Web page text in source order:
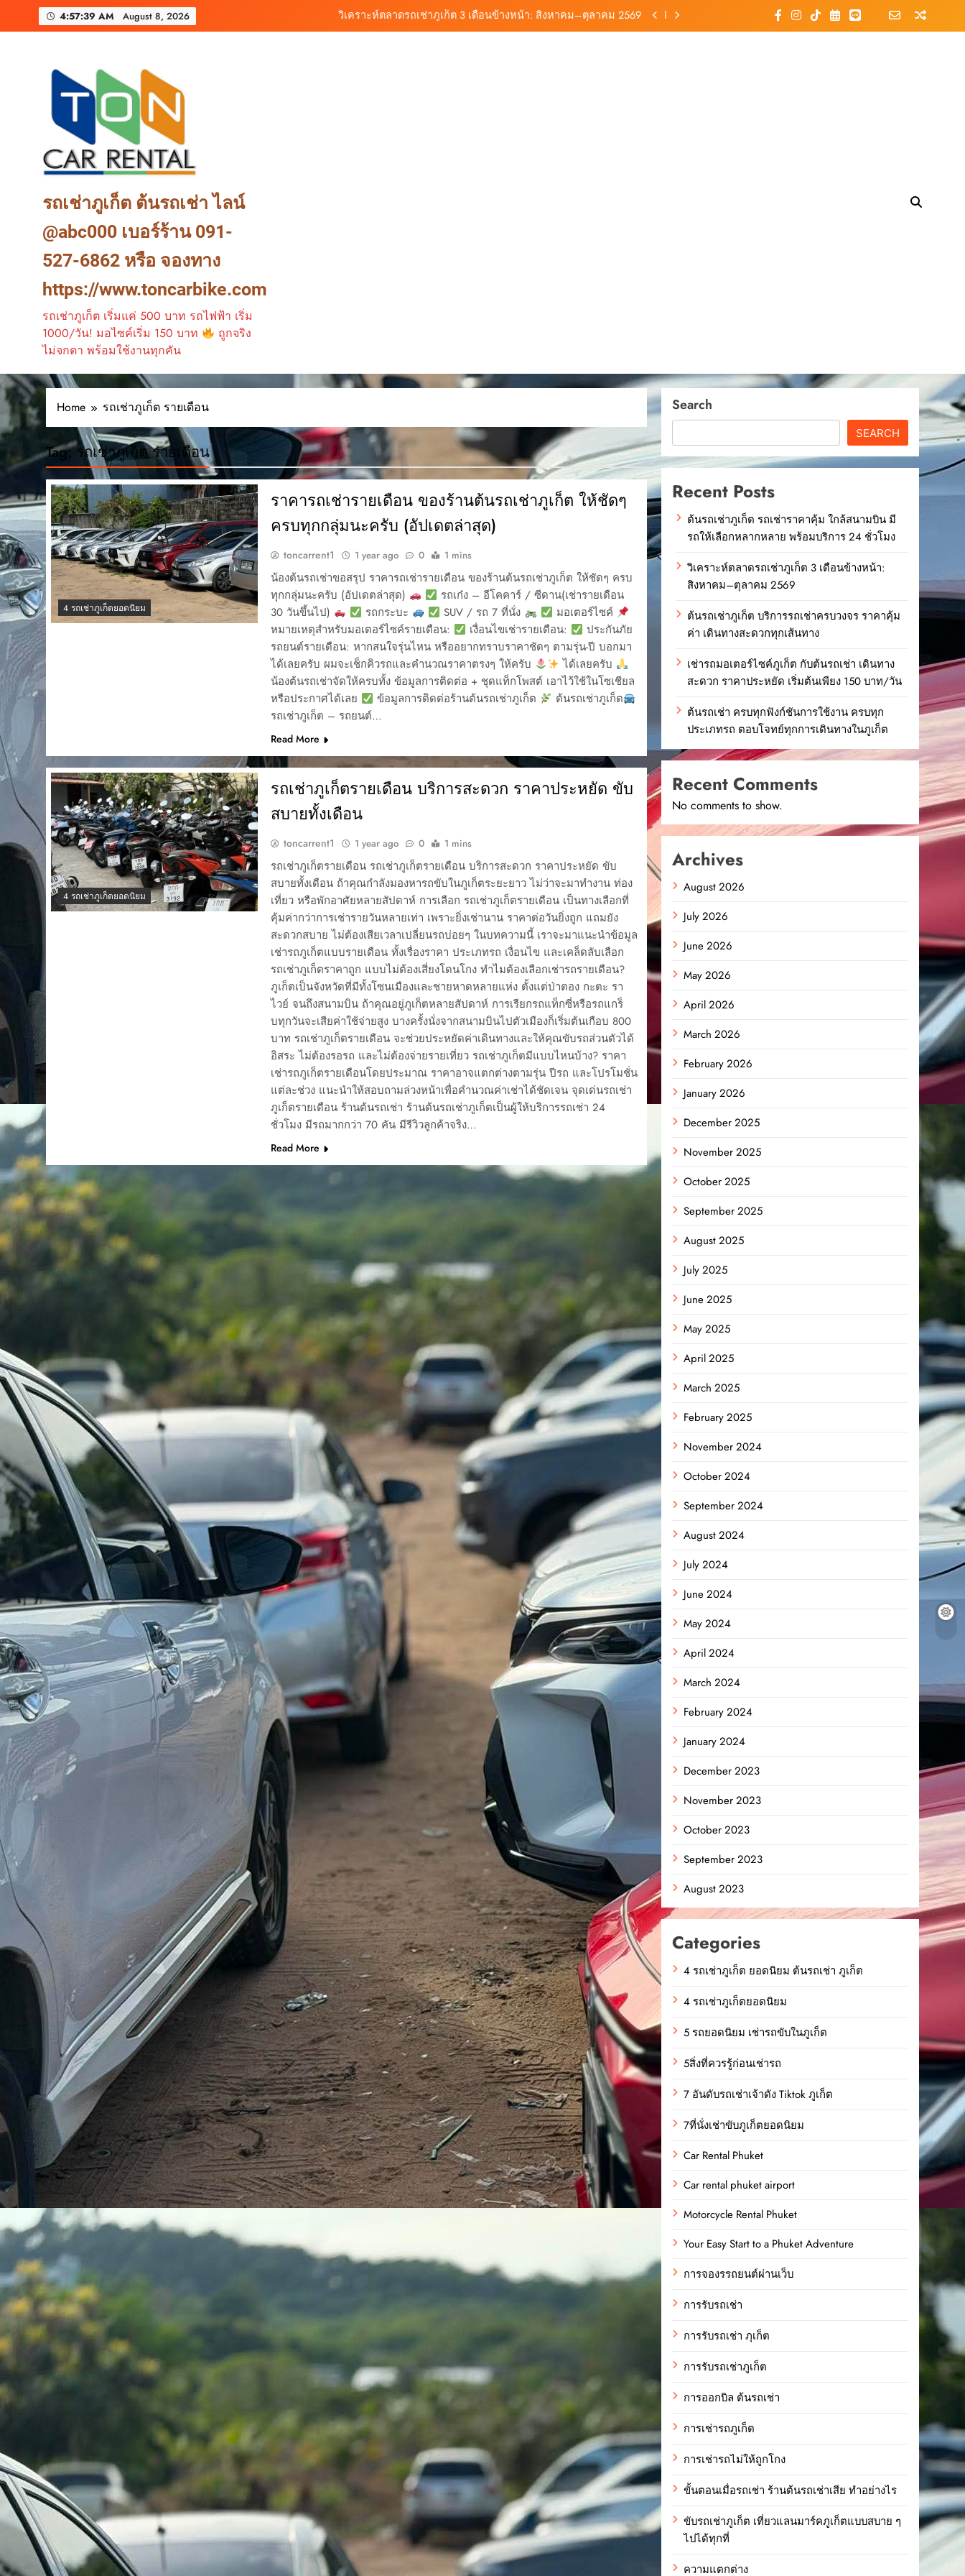
4:57:41 AM August 8, 2026
ต้นรถเช่าภูเก็ต บริการรถเช่าครบวงจร ราคาคุ้มค่า เดินทางสะดวกทุกเส้นทาง
รถเช่าภูเก็ต ต้นรถเช่า ไลน์
@abc000 เบอร์ร้าน 091-
527-6862 หรือ จองทาง
https://www.toncarbike.com
รถเช่าภูเก็ต เริ่มแค่ 500 บาท รถไฟฟ้า เริ่ม
1000/วัน! มอไซค์เริ่ม 150 บาท
ถูกจริง
ไม่จกตา พร้อมใช้งานทุกคัน
Home รถเช่าภูเก็ต รายเดือน
Tag:รถเช่าภูเก็ต รายเดือน
4 รถเช่าภูเก็ตยอดนิยม
ราคารถเช่ารายเดือน ของร้านต้นรถเช่าภูเก็ต ให้ชัดๆ
ครบทุกกลุ่มนะครับ (อัปเดตล่าสุด)
toncarrent1 1 year ago 0 1 mins
น้องต้นรถเช่าขอสรุป ราคารถเช่ารายเดือน ของร้านต้นรถเช่าภูเก็ต ให้ชัดๆ ครบ
ทุกกลุ่มนะครับ (อัปเดตล่าสุด)
รถเก๋ง – อีโคคาร์ / ซีดาน(เช่ารายเดือน
30 วันขึ้นไป)
รถกระบะ SUV / รถ 7 ที่นั่ง
มอเตอร์ไซค์
หมายเหตุสำหรับมอเตอร์ไซค์รายเดือน:
เงื่อนไขเช่ารายเดือน:
ประกันภัย
รถยนต์รายเดือน: หากสนใจรุ่นไหน หรืออยากทราบราคาชัดๆ ตามรุ่น-ปี บอกมา
ได้เลยครับ ผมจะเช็กคิวรถและคำนวณราคาตรงๆ ให้ครับ
ได้เลยครับ
น้องต้นรถเช่าจัดให้ครบทั้ง ข้อมูลการติดต่อ + ชุดแท็กโพสต์ เอาไว้ใช้ในโซเชียล
หรือประกาศได้เลย
ข้อมูลการติดต่อร้านต้นรถเช่าภูเก็ต
ต้นรถเช่าภูเก็ต
รถเช่าภูเก็ต – รถยนต์…
Read More
4 รถเช่าภูเก็ตยอดนิยม
รถเช่าภูเก็ตรายเดือน บริการสะดวก ราคาประหยัด ขับ
สบายทั้งเดือน
toncarrent1 1 year ago 0 1 mins
รถเช่าภูเก็ตรายเดือน รถเช่าภูเก็ตรายเดือน บริการสะดวก ราคาประหยัด ขับ
สบายทั้งเดือน ถ้าคุณกำลังมองหารถขับในภูเก็ตระยะยาว ไม่ว่าจะมาทำงาน ท่อง
เที่ยว หรือพักอาศัยหลายสัปดาห์ การเลือก รถเช่าภูเก็ตรายเดือน เป็นทางเลือกที่
คุ้มค่ากว่าการเช่ารายวันหลายเท่า เพราะยิ่งเช่านาน ราคาต่อวันยิ่งถูก แถมยัง
สะดวกสบาย ไม่ต้องเสียเวลาเปลี่ยนรถบ่อยๆ ในบทความนี้ เราจะมาแนะนำข้อมูล
เช่ารถภูเก็ตแบบรายเดือน ทั้งเรื่องราคา ประเภทรถ เงื่อนไข และเคล็ดลับเลือก
รถเช่าภูเก็ตราคาถูก แบบไม่ต้องเสี่ยงโดนโกง ทำไมต้องเลือกเช่ารถรายเดือน?
ภูเก็ตเป็นจังหวัดที่มีทั้งโซนเมืองและชายหาดหลายแห่ง ตั้งแต่ป่าตอง กะตะ รา
ไวย์ จนถึงสนามบิน ถ้าคุณอยู่ภูเก็ตหลายสัปดาห์ การเรียกรถแท็กซี่หรือรถแกร็
บทุกวันจะเสียค่าใช้จ่ายสูง บางครั้งนั่งจากสนามบินไปตัวเมืองก็เริ่มต้นเกือบ 800
บาท รถเช่าภูเก็ตรายเดือน จะช่วยประหยัดค่าเดินทางและให้คุณขับรถส่วนตัวได้
อิสระ ไม่ต้องรอรถ และไม่ต้องจ่ายรายเที่ยว รถเช่าภูเก็ตมีแบบไหนบ้าง? ราคา
เช่ารถภูเก็ตรายเดือนโดยประมาณ ราคาอาจแตกต่างตามรุ่น ปีรถ และโปรโมชั่น
แต่ละช่วง แนะนำให้สอบถามล่วงหน้าเพื่อคำนวณค่าเช่าได้ชัดเจน จุดเด่นรถเช่า
ภูเก็ตรายเดือน ร้านต้นรถเช่า ร้านต้นรถเช่าภูเก็ตเป็นผู้ให้บริการรถเช่า 24
ชั่วโมง มีรถมากกว่า 70 คัน มีรีวิวลูกค้าจริง…
Read More
Search
SEARCH
Recent Posts
ต้นรถเช่าภูเก็ต รถเช่าราคาคุ้ม ใกล้สนามบิน มี
รถให้เลือกหลากหลาย พร้อมบริการ 24 ชั่วโมง
วิเคราะห์ตลาดรถเช่าภูเก็ต 3 เดือนข้างหน้า:
สิงหาคม–ตุลาคม 2569
ต้นรถเช่าภูเก็ต บริการรถเช่าครบวงจร ราคาคุ้ม
ค่า เดินทางสะดวกทุกเส้นทาง
เช่ารถมอเตอร์ไซค์ภูเก็ต กับต้นรถเช่า เดินทาง
สะดวก ราคาประหยัด เริ่มต้นเพียง 150 บาท/วัน
ต้นรถเช่า ครบทุกฟังก์ชันการใช้งาน ครบทุก
ประเภทรถ ตอบโจทย์ทุกการเดินทางในภูเก็ต
Recent Comments
No comments to show.
Archives
August 2026
July 2026
June 2026
May 2026
April 2026
March 2026
February 2026
January 2026
December 2025
November 2025
October 2025
September 2025
August 2025
July 2025
June 2025
May 2025
April 2025
March 2025
February 2025
November 2024
October 2024
September 2024
August 2024
July 2024
June 2024
May 2024
April 2024
March 2024
February 2024
January 2024
December 2023
November 2023
October 2023
September 2023
August 2023
Categories
4 รถเช่าภูเก็ต ยอดนิยม ต้นรถเช่า ภูเก็ต
4 รถเช่าภูเก็ตยอดนิยม
5 รถยอดนิยม เช่ารถขับในภูเก็ต
5สิ่งที่ควรรู้ก่อนเช่ารถ
7 อันดับรถเช่าเจ้าดัง Tiktok ภูเก็ต
7ที่นั่งเช่าขับภูเก็ตยอดนิยม
Car Rental Phuket
Car rental phuket airport
Motorcycle Rental Phuket
Your Easy Start to a Phuket Adventure
การจองรรถยนต์ผ่านเว็บ
การรับรถเช่า
การรับรถเช่า ภุเก็ต
การรับรถเช่าภูเก็ต
การออกบิล ต้นรถเช่า
การเช่ารถภูเก็ต
การเช่ารถไม่ให้ถูกโกง
ขั้นตอนเมื่อรถเช่า ร้านต้นรถเช่าเสีย ทำอย่างไร
ขับรถเช่าภูเก็ต เที่ยวแลนมาร์คภูเก็ตแบบสบาย ๆ
ไปได้ทุกที่
ความแตกต่าง